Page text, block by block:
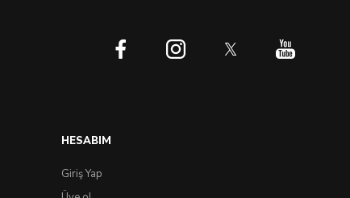
HESABIM
Giriş Yap